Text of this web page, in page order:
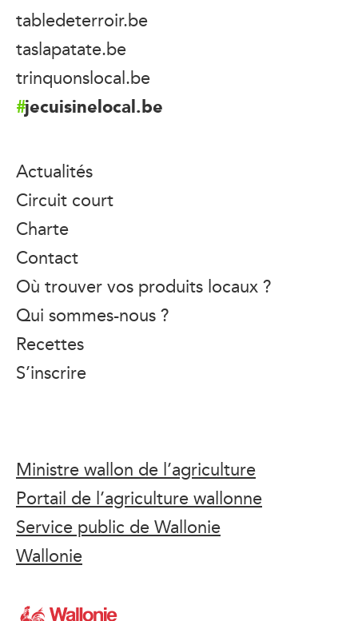
tabledeterroir.be
taslapatate.be
trinquonslocal.be
jecuisinelocal.be
Actualités
Circuit court
Charte
Contact
Où trouver vos produits locaux ?
Qui sommes-nous ?
Recettes
S’inscrire
Ministre wallon de l’agriculture
Portail de l’agriculture wallonne
Service public de Wallonie
Wallonie